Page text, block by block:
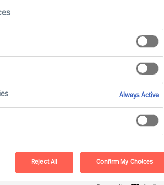
et les candidats œuvrent
de nos clients, des
: dans notre organisation,
s’adaptent à tous, que ce
Always Active
Reject All Confirm My Choices